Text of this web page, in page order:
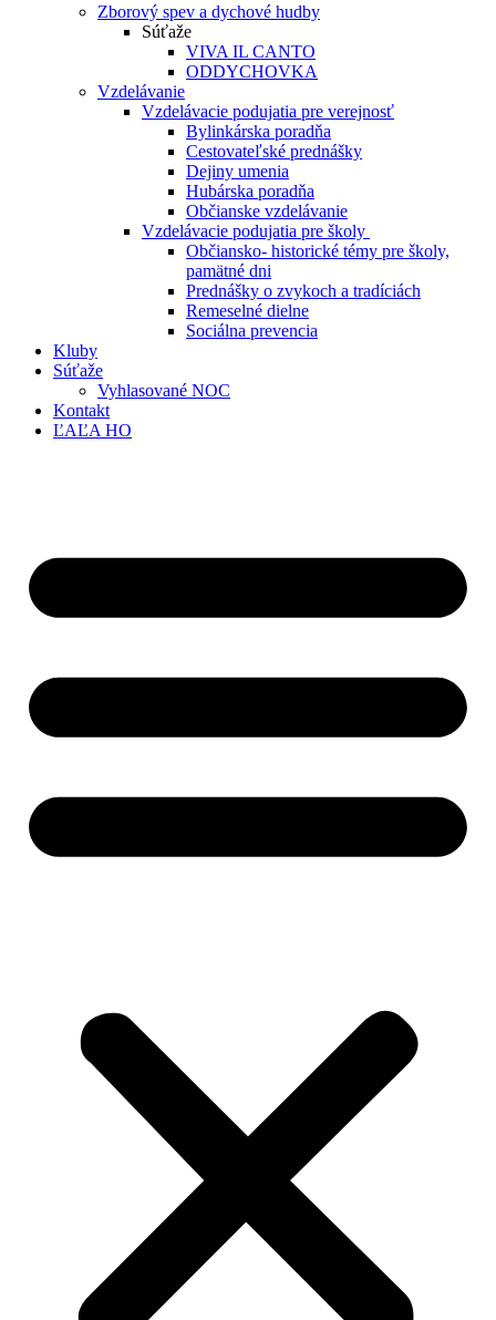
Zborový spev a dychové hudby
Súťaže
VIVA IL CANTO
ODDYCHOVKA
Vzdelávanie
Vzdelávacie podujatia pre verejnosť
Bylinkárska poradňa
Cestovateľské prednášky
Dejiny umenia
Hubárska poradňa
Občianske vzdelávanie
Vzdelávacie podujatia pre školy
Občiansko- historické témy pre školy,
pamätné dni
Prednášky o zvykoch a tradíciách
Remeselné dielne
Sociálna prevencia
Kluby
Súťaže
Vyhlasované NOC
Kontakt
ĽAĽA HO